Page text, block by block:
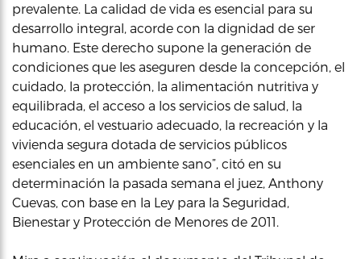
prevalente. La calidad de vida es esencial para su
desarrollo integral, acorde con la dignidad de ser
humano. Este derecho supone la generación de
condiciones que les aseguren desde la concepción, el
cuidado, la protección, la alimentación nutritiva y
equilibrada, el acceso a los servicios de salud, la
educación, el vestuario adecuado, la recreación y la
vivienda segura dotada de servicios públicos
esenciales en un ambiente sano”, citó en su
determinación la pasada semana el juez, Anthony
Cuevas, con base en la Ley para la Seguridad,
Bienestar y Protección de Menores de 2011.